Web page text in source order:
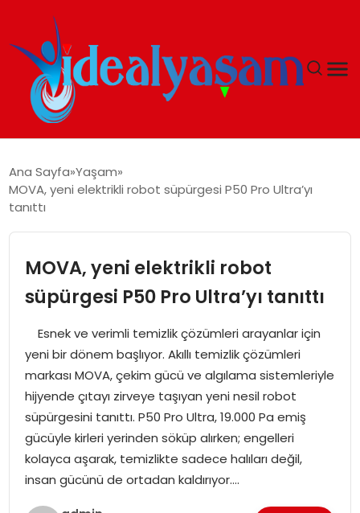
GÜNDEM
İDEAL YAŞAM
İDEAL SPOR
YAŞAM
MAGAZIN
SAĞLIK
SOSYAL HABER
Ana Sayfa Yaşam
MOVA, yeni elektrikli robot süpürgesi P50 Pro Ultra’yı
tanıttı
MOVA, yeni elektrikli robot
süpürgesi P50 Pro Ultra’yı tanıttı
Esnek ve verimli temizlik çözümleri arayanlar için
yeni bir dönem başlıyor. Akıllı temizlik çözümleri
markası MOVA, çekim gücü ve algılama sistemleriyle
hijyende çıtayı zirveye taşıyan yeni nesil robot
süpürgesini tanıttı. P50 Pro Ultra, 19.000 Pa emiş
gücüyle kirleri yerinden söküp alırken; engelleri
kolayca aşarak, temizlikte sadece halıları değil,
insan gücünü de ortadan kaldırıyor….